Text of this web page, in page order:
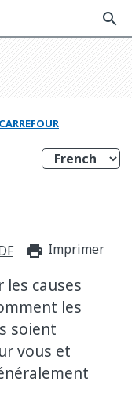
search
Imprimer
les causes
les
soient
vous et